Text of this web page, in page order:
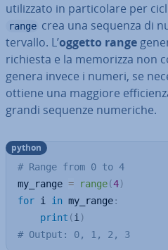
uti­liz­za­to in par­ti­co­la­re per
range crea una sequenza di
ter­val­lo. L’oggetto range
richiesta e la memorizza non
genera invece i numeri, se
ottiene una maggiore
grandi sequenze numeriche.
# Range from 0 to 4
my_range = range(4)
for i in my_range:
print (i )
# Output: 0, 1, 2, 3
python